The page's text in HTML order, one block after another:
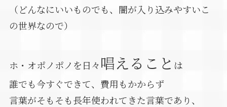
（どんなにいいものでも、闇が入り込みやすいこ
の世界なので）
ホ・オポノポノを日々唱えること は
誰でも今すぐできて、費用もかからず
言葉がそもそも長年使われてきた言葉であり、